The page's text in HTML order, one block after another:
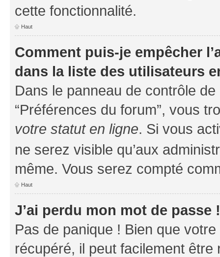
cette fonctionnalité.
Haut
Comment puis-je empêcher
dans la liste des utilisateurs
Dans le panneau de contrôle
“Préférences du forum”, vous
votre statut en ligne. Si vous
ne serez visible qu’aux
même. Vous serez compté
Haut
J’ai perdu mon mot de passe !
Pas de panique ! Bien que
récupéré, il peut facilement